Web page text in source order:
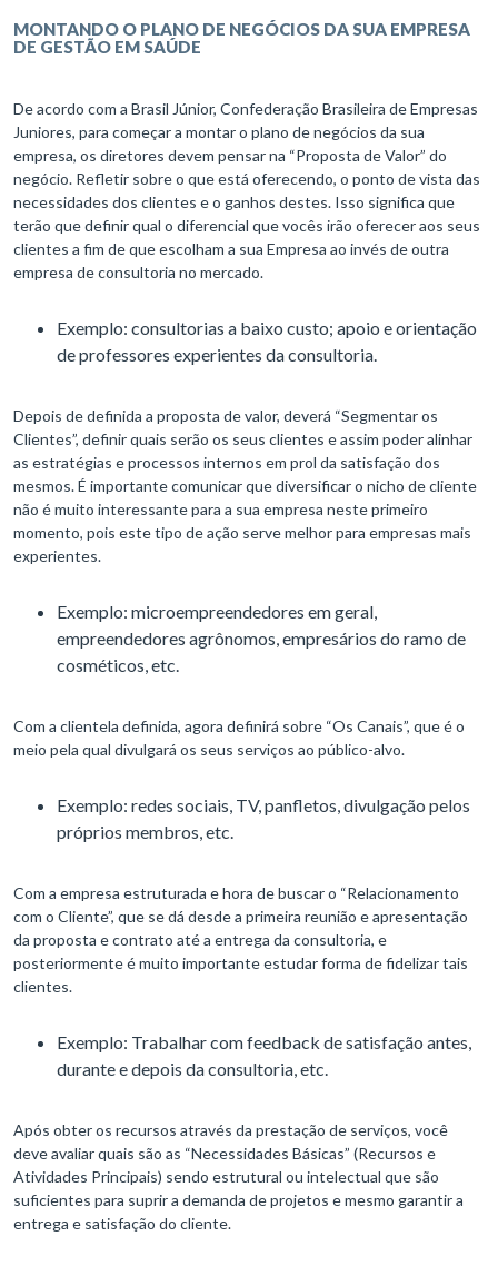
MONTANDO O PLANO DE NEGÓCIOS DA SUA EMPRESA
DE GESTÃO EM SAÚDE
De acordo com a Brasil Júnior, Confederação Brasileira de Empresas
Juniores, para começar a montar o plano de negócios da sua
empresa, os diretores devem pensar na “Proposta de Valor” do
negócio. Refletir sobre o que está oferecendo, o ponto de vista das
necessidades dos clientes e o ganhos destes. Isso significa que
terão que definir qual o diferencial que vocês irão oferecer aos seus
clientes a fim de que escolham a sua Empresa ao invés de outra
empresa de consultoria no mercado.
Exemplo: consultorias a baixo custo; apoio e orientação
de professores experientes da consultoria.
Depois de definida a proposta de valor, deverá “Segmentar os
Clientes”, definir quais serão os seus clientes e assim poder alinhar
as estratégias e processos internos em prol da satisfação dos
mesmos. É importante comunicar que diversificar o nicho de cliente
não é muito interessante para a sua empresa neste primeiro
momento, pois este tipo de ação serve melhor para empresas mais
experientes.
Exemplo: microempreendedores em geral,
empreendedores agrônomos, empresários do ramo de
cosméticos, etc.
Com a clientela definida, agora definirá sobre “Os Canais”, que é o
meio pela qual divulgará os seus serviços ao público-alvo.
Exemplo: redes sociais, TV, panfletos, divulgação pelos
próprios membros, etc.
Com a empresa estruturada e hora de buscar o “Relacionamento
com o Cliente”, que se dá desde a primeira reunião e apresentação
da proposta e contrato até a entrega da consultoria, e
posteriormente é muito importante estudar forma de fidelizar tais
clientes.
Exemplo: Trabalhar com feedback de satisfação antes,
durante e depois da consultoria, etc.
Após obter os recursos através da prestação de serviços, você
deve avaliar quais são as “Necessidades Básicas” (Recursos e
Atividades Principais) sendo estrutural ou intelectual que são
suficientes para suprir a demanda de projetos e mesmo garantir a
entrega e satisfação do cliente.